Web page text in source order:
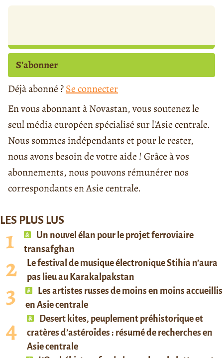
S’abonner
Déjà abonné ?Se connecter
En vous abonnant à Novastan, vous soutenez le
seul média européen spécialisé sur l'Asie centrale.
Nous sommes indépendants et pour le rester,
nous avons besoin de votre aide ! Grâce à vos
abonnements, nous pouvons rémunérer nos
correspondants en Asie centrale.
LES PLUS LUS
Un nouvel élan pour le projet ferroviaire
transafghan
Le festival de musique électronique Stihia n’aura
pas lieu au Karakalpakstan
Les artistes russes de moins en moins accueillis
en Asie centrale
Desert kites, peuplement préhistorique et
cratères d’astéroïdes : résumé de recherches en
Asie centrale